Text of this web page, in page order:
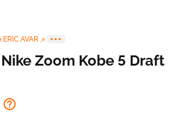
ERIC AVAR
Zoom Kobe 5 Draft